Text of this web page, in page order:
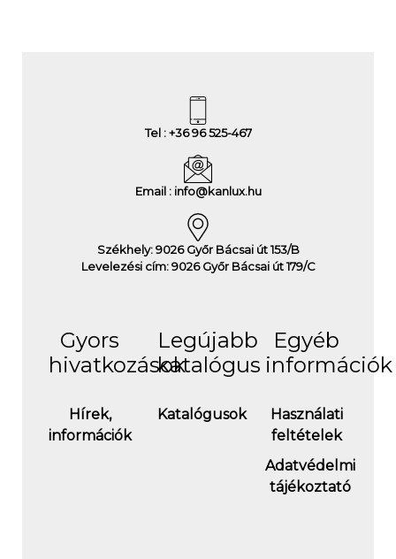
Tel : +36 96 525-467
Email : info@kanlux.hu
Székhely: 9026 Győr Bácsai út 153/B
Levelezési cím: 9026 Győr Bácsai út 179/C
Gyors
hivatkozások
Hírek,
információk
Legújabb
katalógus
Katalógusok
Egyéb
információk
Használati
feltételek
Adatvédelmi
tájékoztató